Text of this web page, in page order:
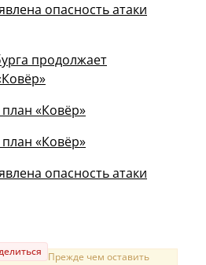
опасность атаки
продолжает
«Ковёр»
«Ковёр»
опасность атаки
Прежде чем оставить